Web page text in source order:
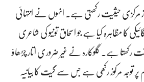
مرکزی حیثیت رکھتی ہے۔ انہوں نے انتہائی
کا مظاہرہ کیا ہے جو اسحاق تونیو کی شاعری
ہے۔ گلوکارہ نے غیر ضروری اتار چڑھاؤ
توجہ مرکوز رکھی ہے جس سے گیت کا بیانیہ